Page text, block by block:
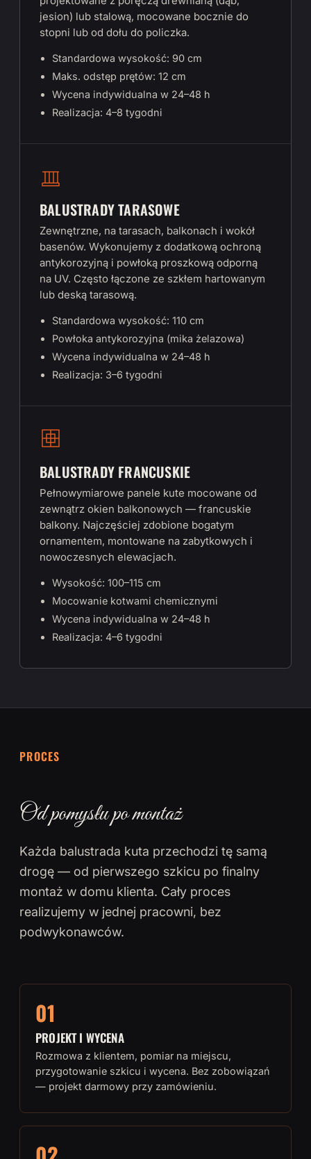
jesion) lub stalową, mocowane bocznie do
stopni lub od dołu do policzka.
Standardowa wysokość: 90 cm
Maks. odstęp prętów: 12 cm
Wycena indywidualna w 24–48 h
Realizacja: 4–8 tygodni
BALUSTRADY TARASOWE
Zewnętrzne, na tarasach, balkonach i wokół
basenów. Wykonujemy z dodatkową ochroną
antykorozyjną i powłoką proszkową odporną
na UV. Często łączone ze szkłem hartowanym
lub deską tarasową.
Standardowa wysokość: 110 cm
Powłoka antykorozyjna (mika żelazowa)
Wycena indywidualna w 24–48 h
Realizacja: 3–6 tygodni
BALUSTRADY FRANCUSKIE
Pełnowymiarowe panele kute mocowane od
zewnątrz okien balkonowych — francuskie
balkony. Najczęściej zdobione bogatym
ornamentem, montowane na zabytkowych i
nowoczesnych elewacjach.
Wysokość: 100–115 cm
Mocowanie kotwami chemicznymi
Wycena indywidualna w 24–48 h
Realizacja: 4–6 tygodni
PROCES
Od pomysłu po montaż
Każda balustrada kuta przechodzi tę samą
drogę — od pierwszego szkicu po finalny
montaż w domu klienta. Cały proces
realizujemy w jednej pracowni, bez
podwykonawców.
01
PROJEKT I WYCENA
Rozmowa z klientem, pomiar na miejscu,
przygotowanie szkicu i wycena. Bez zobowiązań
— projekt darmowy przy zamówieniu.